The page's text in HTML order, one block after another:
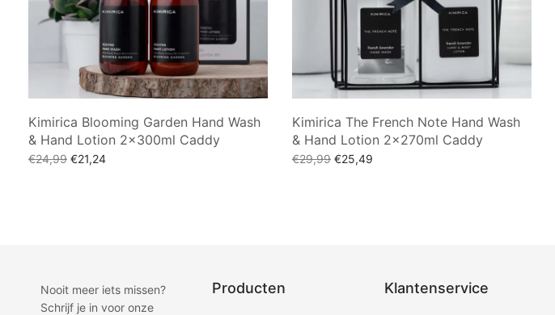
Kimirica Blooming Garden Hand Wash
& Hand Lotion 2×300ml Caddy
€24,99 Oorspronkelijke
€21,24Huidige
Kimirica The French Note Hand Wash
& Hand Lotion 2×270ml Caddy
€29,99 Oorspronkelijke
€25,49
Nooit meer iets missen?
Schrijf je in voor onze
Producten Klantenservice